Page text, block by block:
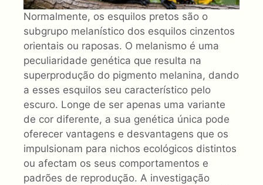
Normalmente, os esquilos pretos são o
subgrupo melanístico dos esquilos cinzentos
orientais ou raposas. O melanismo é uma
peculiaridade genética que resulta na
superprodução do pigmento melanina, dando
a esses esquilos seu característico pelo
escuro. Longe de ser apenas uma variante
de cor diferente, a sua genética única pode
oferecer vantagens e desvantagens que os
impulsionam para nichos ecológicos distintos
ou afectam os seus comportamentos e
padrões de reprodução. A investigação